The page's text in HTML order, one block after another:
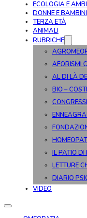
ECOLOGIA E
DONNE E BAMBINI
TERZA ETÀ
ANIMALI
RUBRICHE
AFORISMI
AL DI LÀ
BIO –
IL PATIO DI
LETTURE
DIARIO
VIDEO